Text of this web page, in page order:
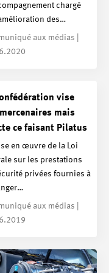
chargé
des…
aux médias |
vise
mais
ce faisant Pilatus
en œuvre de la Loi
sur les prestations
privées fournies à
aux médias |